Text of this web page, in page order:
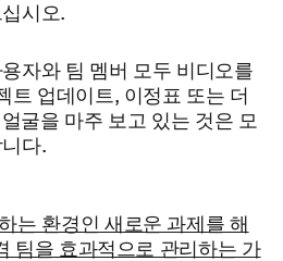
시오.
자와 팀 멤버 모두 비디오를
트 업데이트, 이정표 또는 더
굴을 마주 보고 있는 것은 모
다.